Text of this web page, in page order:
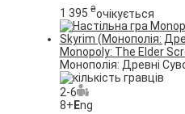
1 395 ₴очікується
Monopoly: The Elder
Монополія: Древні
2-6
8+ Eng